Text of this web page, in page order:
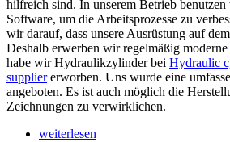
hilfreich sind. In unserem Betrieb
Software, um die Arbeitsprozesse zu
wir darauf, dass unsere Ausrüstung auf
Deshalb erwerben wir regelmäßig
habe wir Hydraulikzylinder bei Hydraulic
suppliererworben. Uns wurde eine
angeboten. Es ist auch möglich die
Zeichnungen zu verwirklichen.
weiterlesen